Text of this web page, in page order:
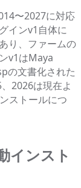
〜2027に対応
インv1自体に
り、ファームの
v1はMaya
の文書化された
2026は現在よ
ストールにつ
インスト